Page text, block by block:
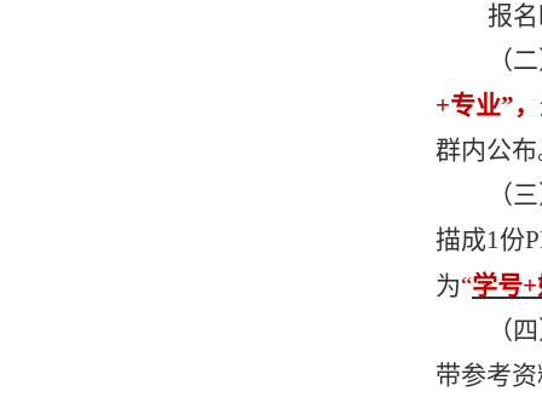
报
（
+专业”，
群内公
（
描成1份
为“学号
（
带参考